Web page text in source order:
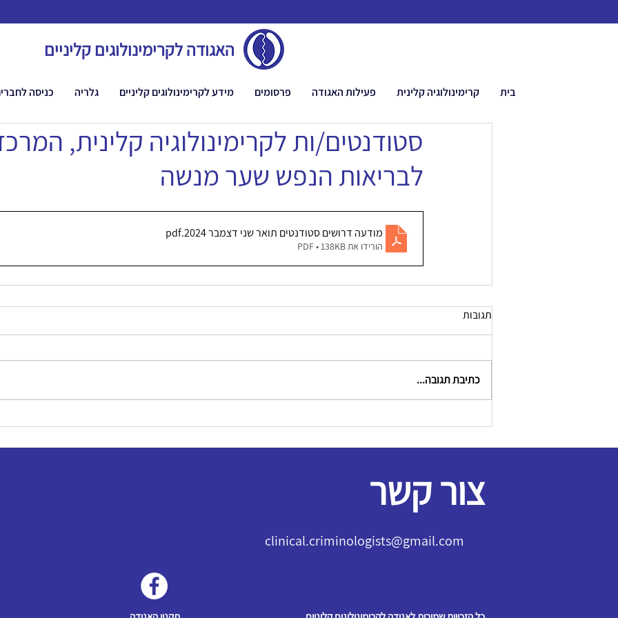
האגודה לקרימינולוגים קליניים
בית קרימינולוגיה קלינית פעילות האגודה פרסומים מידע לקרימינולוגים קליניים גלריה כניסה
סטודנטים/ות לקרימינולוגיה קלינית,
לבריאות הנפש שער מנשה
מודעה דרושים סטודנטים תואר שני דצמבר 2024 .pdf
הורידו את PDF • 138KB
תגובות
כתיבת תגובה...
צור קשר
clinical.criminologists@gmail.com